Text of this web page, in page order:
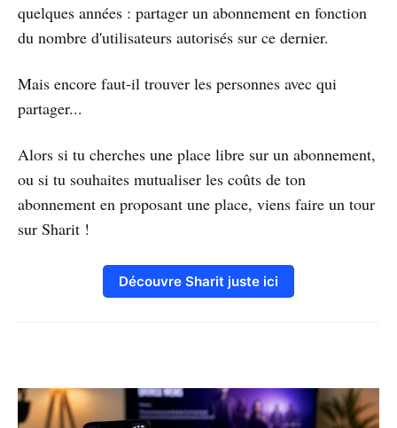
quelques années : partager un abonnement en fonction
du nombre d'utilisateurs autorisés sur ce dernier.
Mais encore faut-il trouver les personnes avec qui
partager...
Alors si tu cherches une place libre sur un abonnement,
ou si tu souhaites mutualiser les coûts de ton
abonnement en proposant une place, viens faire un tour
sur Sharit !
Découvre Sharit juste ici